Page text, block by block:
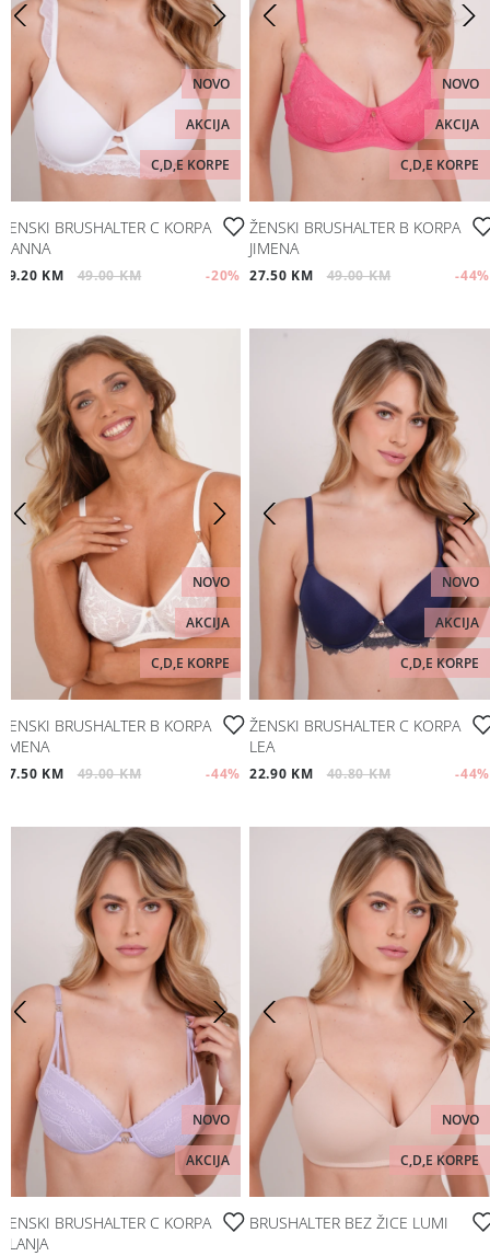
Plažni program
Aksesoari
Papuče i čarape
Moj nalog
Pratite nas
Pratite nas
NOVO
AKCIJA
C,D,E KORPE
ŽENSKI BRUSHALTER C KORPA
NANNA
39.20 KM 49.00 KM -20%
NOVO
AKCIJA
C,D,E KORPE
ŽENSKI BRUSHALTER B KORPA
JIMENA
27.50 KM 49.00 KM -44%
NOVO
AKCIJA
C,D,E KORPE
ŽENSKI BRUSHALTER B KORPA
JIMENA
27.50 KM 49.00 KM -44%
NOVO
AKCIJA
C,D,E KORPE
ŽENSKI BRUSHALTER C KORPA
LEA
22.90 KM 40.80 KM -44%
NOVO
AKCIJA
ŽENSKI BRUSHALTER C KORPA
ALANJA
NOVO
C,D,E KORPE
BRUSHALTER BEZ ŽICE LUMI